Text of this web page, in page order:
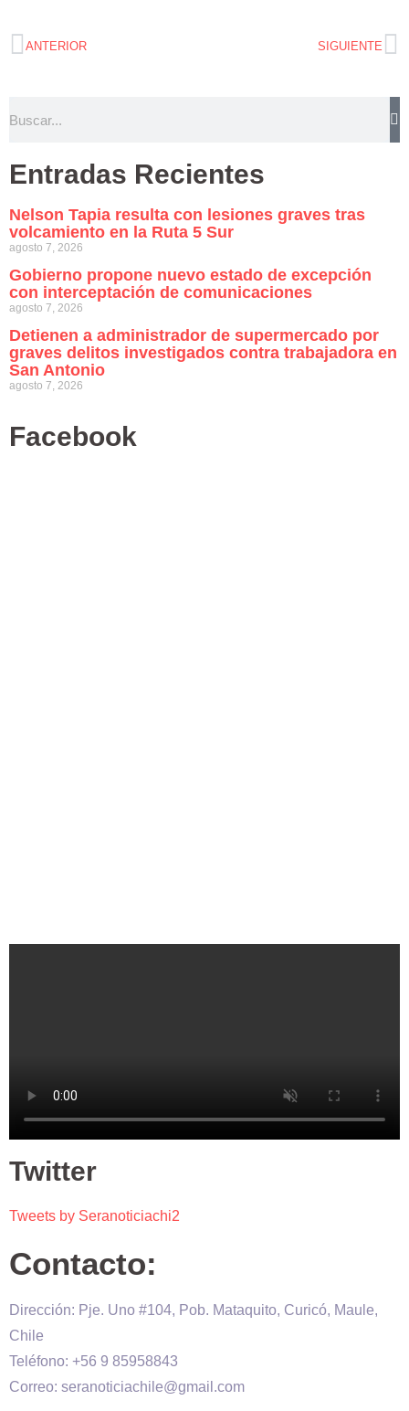
ANTERIOR SIGUIENTE
Entradas Recientes
Nelson Tapia resulta con lesiones graves tras
volcamiento en la Ruta 5 Sur
agosto 7, 2026
Gobierno propone nuevo estado de excepción
con interceptación de comunicaciones
agosto 7, 2026
Detienen a administrador de supermercado por
graves delitos investigados contra trabajadora en
San Antonio
agosto 7, 2026
Facebook
Twitter
Tweets by Seranoticiachi2
Contacto:
Dirección: Pje. Uno #104, Pob. Mataquito, Curicó, Maule,
Chile
Teléfono: +56 9 85958843
Correo: seranoticiachile@gmail.com